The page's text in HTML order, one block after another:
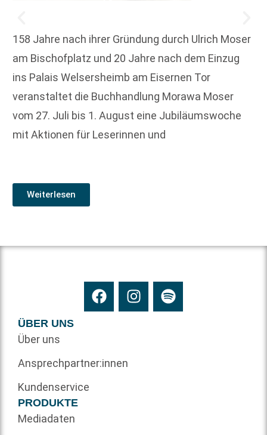
158 Jahre nach ihrer Gründung durch Ulrich Moser
am Bischofplatz und 20 Jahre nach dem Einzug
ins Palais Welsersheimb am Eisernen Tor
veranstaltet die Buchhandlung Morawa Moser
vom 27. Juli bis 1. August eine Jubiläumswoche
mit Aktionen für Leserinnen und
Weiterlesen
ÜBER UNS
Über uns
Ansprechpartner:innen
Kundenservice
PRODUKTE
Mediadaten